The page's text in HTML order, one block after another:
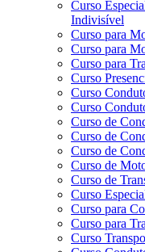
Curso
Indivisível
Curso para
Curso para
Curso para
Curso
Curso
Curso
Curso de
Curso de
Curso de
Curso de
Curso de
Curso
Curso para
Curso para
Curso